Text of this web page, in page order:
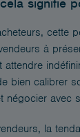
cette
à
attendre
bien calibrer
négocier avec
la